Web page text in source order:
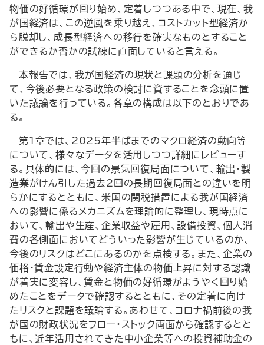
物価の好循環が回り始め、定着しつつある中で、現在、我
が国経済は、この逆風を乗り越え、コストカット型経済か
ら脱却し、成長型経済への移行を確実なものとすること
ができるか否かの試練に直面していると言える。
本報告では、我が国経済の現状と課題の分析を通じ
て、今後必要となる政策の検討に資することを念頭に置
いた議論を行っている。各章の構成は以下のとおりであ
る。
第1章では、2025年半ばまでのマクロ経済の動向等
について、様々なデータを活用しつつ詳細にレビューす
る。具体的には、今回の景気回復局面について、輸出・製
造業がけん引した過去2回の長期回復局面との違いを明
らかにするとともに、米国の関税措置による我が国経済
への影響に係るメカニズムを理論的に整理し、現時点に
おいて、輸出や生産、企業収益や雇用、設備投資、個人消
費の各側面においてどういった影響が生じているのか、
今後のリスクはどこにあるのかを点検する。また、企業の
価格・賃金設定行動や経済主体の物価上昇に対する認識
が着実に変容し、賃金と物価の好循環がようやく回り始
めたことをデータで確認するとともに、その定着に向け
たリスクと課題を議論する。あわせて、コロナ禍前後の我
が国の財政状況をフロー・ストック両面から確認するとと
もに、近年活用されてきた中小企業等への投資補助金の